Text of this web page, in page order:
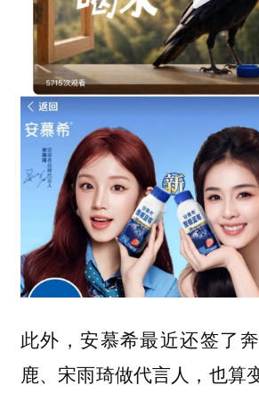
此外，安慕希最近还签了
鹿、宋雨琦做代言人，也算